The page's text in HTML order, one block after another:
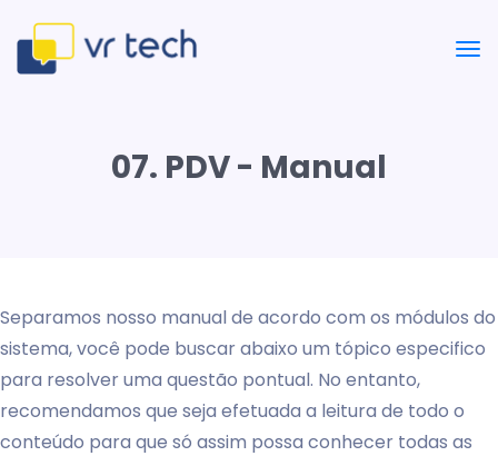
07. PDV - Manual
Separamos nosso manual de acordo com os módulos do
sistema, você pode buscar abaixo um tópico especifico
para resolver uma questão pontual. No entanto,
recomendamos que seja efetuada a leitura de todo o
conteúdo para que só assim possa conhecer todas as